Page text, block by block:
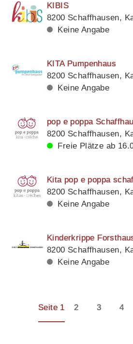
KIBIS
8200 Schaffhausen,
Keine Angabe
KITA Pumpenhaus
8200 Schaffhausen,
Keine Angabe
pop e poppa
8200 Schaffhausen,
Freie Plätze ab
Kita pop e poppa
8200 Schaffhausen,
Keine Angabe
Kinderkrippe
8200 Schaffhausen,
Keine Angabe
Seite 1 2 3 4